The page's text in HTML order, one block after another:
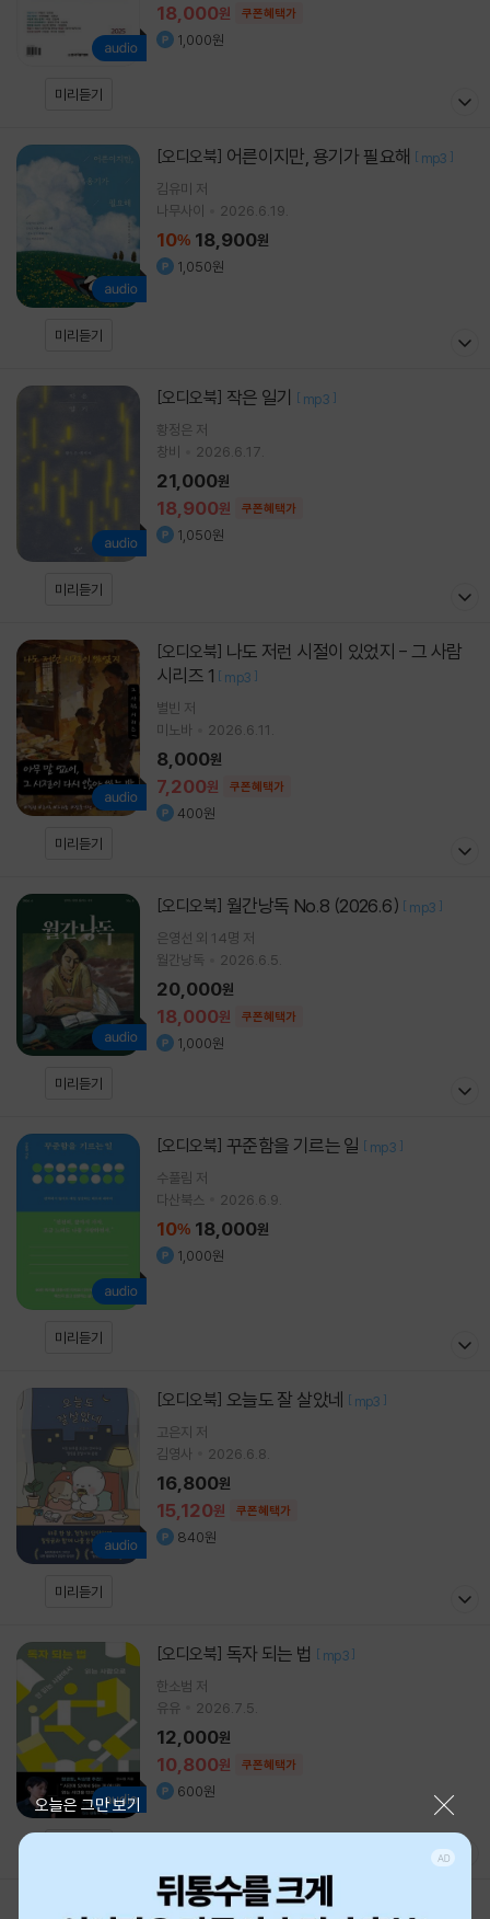
미리듣기
18,000원 쿠폰혜택가
1,000원
미리듣기
[오디오북] 어른이지만, 용기가 필요해 [ mp3 ]
김유미
저
나무사이
2026.6.19.
10% 18,900원
1,050원
미리듣기
[오디오북] 작은 일기 [ mp3 ]
황정은 저
창비
2026.6.17.
18,900원 쿠폰혜택가
21,000원
1,050원
미리듣기
[오디오북]
시리즈 1 [ mp3 ]
별빈 저
미노바
2026.6.11.
7,200원 쿠폰혜택가
8,000원
400원
미리듣기
[오디오북] 월간낭독 No.8 (2026.6) [ mp3 ]
은영선 외 14명 저
월간낭독
2026.6.5.
18,000원 쿠폰혜택가
20,000원
1,000원
미리듣기
[오디오북] 꾸준함을 기르는 일 [ mp3 ]
수풀림 저
다산북스
2026.6.9.
10% 18,000원
1,000원
미리듣기
[오디오북] 오늘도 잘 살았네 [ mp3 ]
고은지 저
김영사
2026.6.8.
15,120원 쿠폰혜택가
16,800원
840원
[오디오북] 독자 되는 법 [ mp3 ]
한소범 저
유유
2026.7.5.
10,800원 쿠폰혜택가
12,000원
600원
1
오늘은 그만 보기